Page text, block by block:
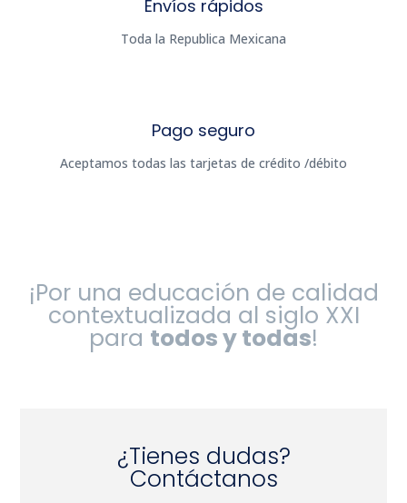
Envíos rápidos
Toda la Republica Mexicana
Pago seguro
Aceptamos todas las tarjetas de crédito /débito
¡Por una educación de calidad
contextualizada al siglo XXI
para todos y todas!
¿Tienes dudas?
Contáctanos